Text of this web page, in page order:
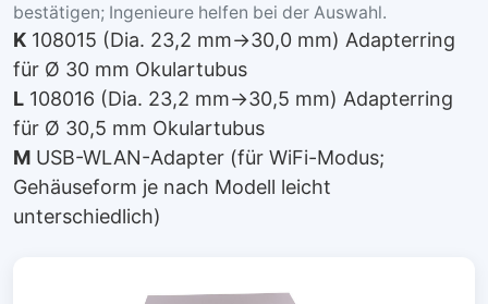
bestätigen; Ingenieure helfen bei der Auswahl.
K 108015 (Dia. 23,2 mm→30,0 mm) Adapterring
für Ø 30 mm Okulartubus
L 108016 (Dia. 23,2 mm→30,5 mm) Adapterring
für Ø 30,5 mm Okulartubus
M USB-WLAN-Adapter (für WiFi-Modus;
Gehäuseform je nach Modell leicht
unterschiedlich)